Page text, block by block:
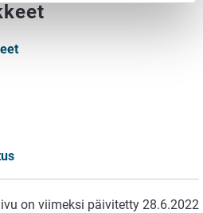
on viimeksi päivitetty 28.6.2022